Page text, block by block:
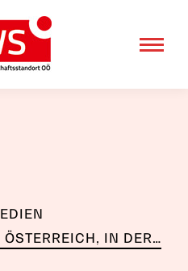
IN DER…